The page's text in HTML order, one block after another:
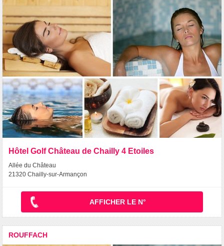
Hôtel Golf Château de Chailly 4 Etoiles
Allée du Château
21320 Chailly-sur-Armançon
AFFICHER LE N°
ROUFFACH